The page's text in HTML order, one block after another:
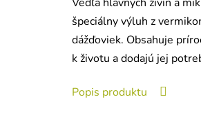
je
0,0
z
5
špeciálny výluh z
dážďoviek. Obsahuje
k životu a dodajú jej
Popis produktu